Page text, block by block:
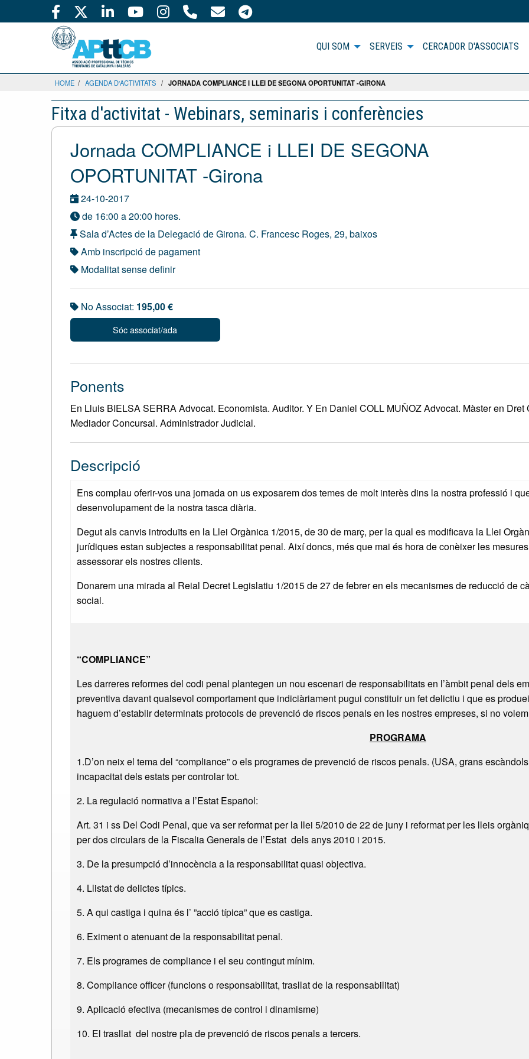
QUI SOM SERVEIS CERCADOR D'ASSOCIATS
HOME / AGENDA D'ACTIVITATS / JORNADA COMPLIANCE I LLEI DE SEGONA OPORTUNITAT -GIRONA
Fitxa d'activitat - Webinars, seminaris i conferències
Jornada COMPLIANCE i LLEI DE SEGONA
OPORTUNITAT -Girona
24-10-2017
de 16:00 a 20:00 hores.
Sala d’Actes de la Delegació de Girona. C. Francesc Roges, 29, baixos
Amb inscripció de pagament
Modalitat sense definir
No Associat: 195,00 €
Sóc associat/ada
Ponents
En Lluis BIELSA SERRA Advocat. Economista. Auditor. Y En Daniel COLL MUÑOZ Advocat. Màster en
Mediador Concursal. Administrador Judicial.
Descripció
Ens complau oferir-vos una jornada on us exposarem dos temes de molt interès dins la nostra professió i
desenvolupament de la nostra tasca diària.
Degut als canvis introduïts en la Llei Orgànica 1/2015, de 30 de març, per la qual es modificava la Llei
jurídiques estan subjectes a responsabilitat penal. Així doncs, més que mai és hora de conèixer les
assessorar els nostres clients.
Donarem una mirada al Reial Decret Legislatiu 1/2015 de 27 de febrer en els mecanismes de reducció de
social.
“COMPLIANCE”
Les darreres reformes del codi penal plantegen un nou escenari de responsabilitats en l’àmbit penal dels
preventiva davant qualsevol comportament que indiciàriament pugui constituir un fet delictiu i que es
haguem d’establir determinats protocols de prevenció de riscos penals en les nostres empreses, si no
PROGRAMA
1.D’on neix el tema del “compliance” o els programes de prevenció de riscos penals. (USA, grans
incapacitat dels estats per controlar tot.
2. La regulació normativa a l’Estat Español:
Art. 31 i ss Del Codi Penal, que va ser reformat per la llei 5/2010 de 22 de juny i reformat per les lleis
per dos circulars de la Fiscalia Generalsde l’Estat dels anys 2010 i 2015.
3. De la presumpció d’innocència a la responsabilitat quasi objectiva.
4. Llistat de delictes típics.
5. A qui castiga i quina és l’ ”acció típica” que es castiga.
6. Eximent o atenuant de la responsabilitat penal.
7. Els programes de compliance i el seu contingut mínim.
8. Compliance officer (funcions o responsabilitat, trasllat de la responsabilitat)
9. Aplicació efectiva (mecanismes de control i dinamisme)
10. El trasllat del nostre pla de prevenció de riscos penals a tercers.